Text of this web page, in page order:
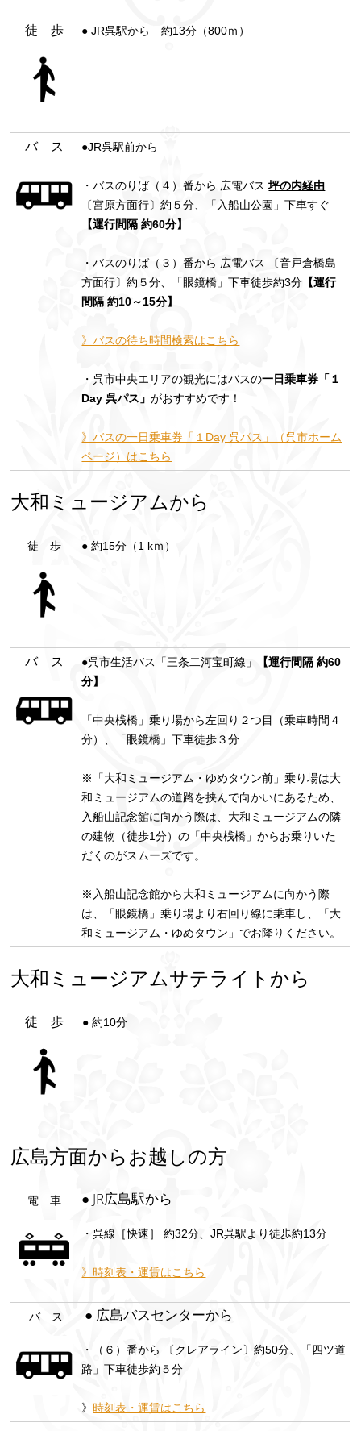
徒 歩 ● JR呉駅から 約13分（800ｍ）
バ ス ●JR呉駅前から
・バスのりば（４）番から 広電バス坪の内経由
〔宮原方面行〕約５分、「入船山公園」下車すぐ
【運行間隔 約60分】
・バスのりば（３）番から 広電バス 〔音戸倉橋島
方面行〕約５分、「眼鏡橋」下車徒歩約3分 【運行
間隔 約10～15分】
》バスの待ち時間検索はこちら
・呉市中央エリアの観光にはバスの一日乗車券「１
Day 呉パス」がおすすめです！
》バスの一日乗車券「１Day 呉パス」（呉市ホーム
ページ）はこちら
大和ミュージアムから
徒 歩 ● 約15分（1 kｍ）
バ ス ●呉市生活バス「三条二河宝町線」
【運行間隔 約60
分】
「中央桟橋」乗り場から左回り２つ目（乗車時間４
分）、「眼鏡橋」下車徒歩３分
※「大和ミュージアム・ゆめタウン前」乗り場は大
和ミュージアムの道路を挟んで向かいにあるため、
入船山記念館に向かう際は、大和ミュージアムの隣
の建物（徒歩1分）の「中央桟橋」からお乗りいた
だくのがスムーズです。
※入船山記念館から大和ミュージアムに向かう際
は、「眼鏡橋」乗り場より右回り線に乗車し、「大
和ミュージアム・ゆめタウン」でお降りください。
大和ミュージアムサテライトから
徒 歩 ● 約10分
広島方面からお越しの方
電 車 ● JR広島駅から
・呉線［快速］ 約32分、JR呉駅より徒歩約13分
》時刻表・運賃はこちら
バ ス ● 広島バスセンターから
・（６）番から 〔クレアライン〕約50分、「四ツ道
路」下車徒歩約５分
》時刻表・運賃はこちら